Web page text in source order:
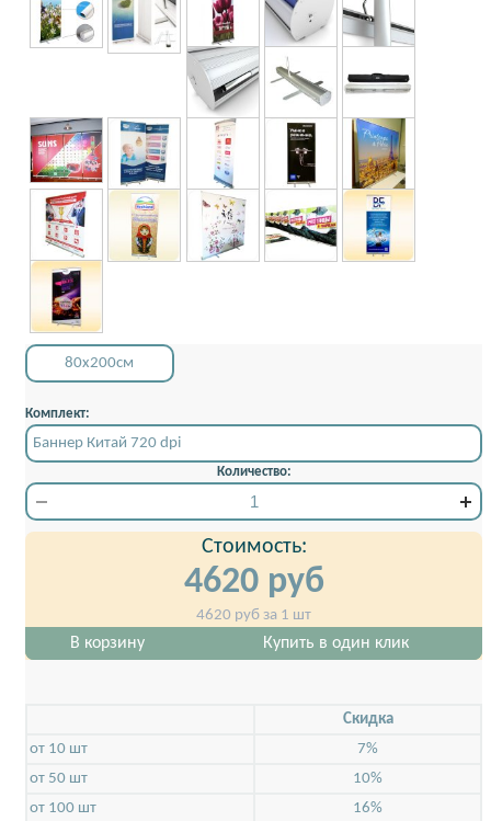
80x200см
Комплект:
Баннер Китай 720 dpi
Количество:
Стоимость:
4620руб
4620 руб за 1 шт
В корзину Купить в один клик
Скидкa
от 10 шт
7%
от 50 шт
10%
от 100 шт
16%